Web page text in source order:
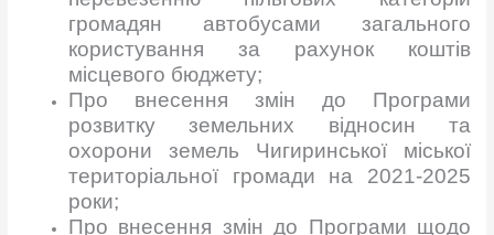
громадян автобусами загального
користування за рахунок коштів
місцевого бюджету;
Про внесення змін до Програми
розвитку земельних відносин та
охорони земель Чигиринської міської
територіальної громади на 2021-2025
роки;
Про внесення змін до Програми щодо